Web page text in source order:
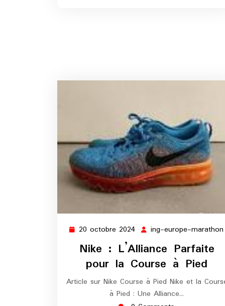
20 octobre 2024 20
octobre
2024
ing-europe-marathon
Nike : L’Alliance Parfaite
pour la Course à Pied
Article sur Nike Course à Pied Nike et la
à Pied : Une Alliance…